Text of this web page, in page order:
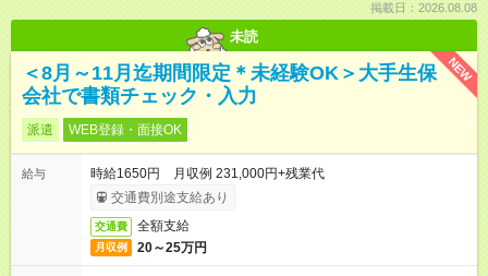
掲載日：2026.08.08
未読
NEW
＜8月～11月迄期間限定＊未経験OK＞大手生保
会社で書類チェック・入力
派遣 WEB登録・面接OK
給与
時給1650円 月収例 231,000円+残業代
交通費別途支給あり
交通費 全額支給
月収例 20～25万円